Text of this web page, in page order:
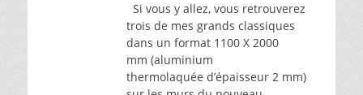
Si vous y allez, vous retrouverez
trois de mes grands classiques
dans un format 1100 X 2000
mm (aluminium
thermolaquée d’épaisseur 2 mm)